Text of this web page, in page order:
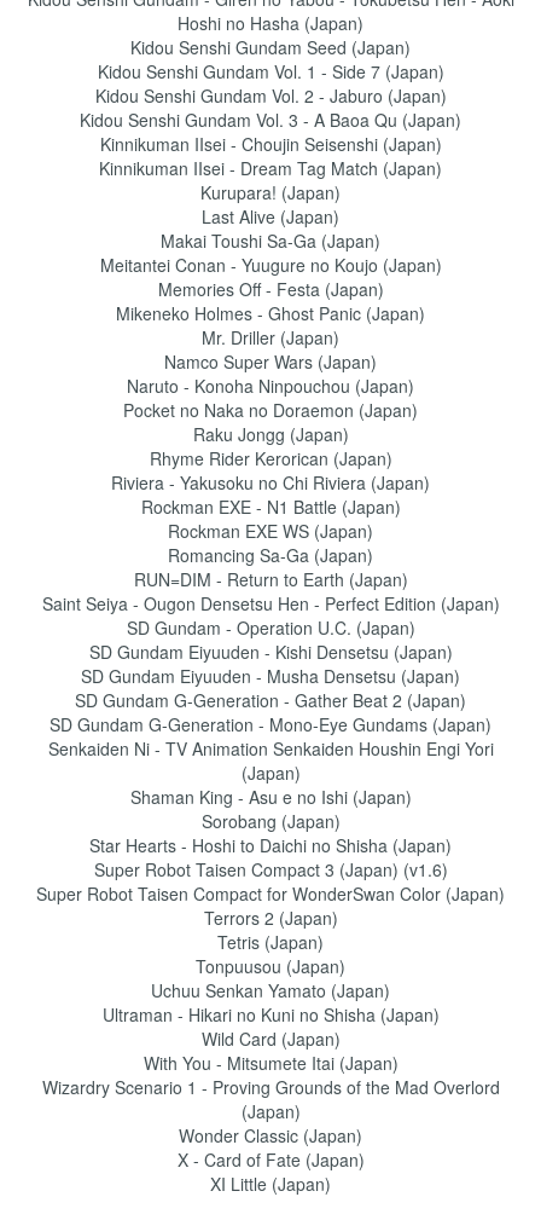
Hoshi no Hasha (Japan)
Kidou Senshi Gundam Seed (Japan)
Kidou Senshi Gundam Vol. 1 - Side 7 (Japan)
Kidou Senshi Gundam Vol. 2 - Jaburo (Japan)
Kidou Senshi Gundam Vol. 3 - A Baoa Qu (Japan)
Kinnikuman IIsei - Choujin Seisenshi (Japan)
Kinnikuman IIsei - Dream Tag Match (Japan)
Kurupara! (Japan)
Last Alive (Japan)
Makai Toushi Sa-Ga (Japan)
Meitantei Conan - Yuugure no Koujo (Japan)
Memories Off - Festa (Japan)
Mikeneko Holmes - Ghost Panic (Japan)
Mr. Driller (Japan)
Namco Super Wars (Japan)
Naruto - Konoha Ninpouchou (Japan)
Pocket no Naka no Doraemon (Japan)
Raku Jongg (Japan)
Rhyme Rider Kerorican (Japan)
Riviera - Yakusoku no Chi Riviera (Japan)
Rockman EXE - N1 Battle (Japan)
Rockman EXE WS (Japan)
Romancing Sa-Ga (Japan)
RUN=DIM - Return to Earth (Japan)
Saint Seiya - Ougon Densetsu Hen - Perfect Edition (Japan)
SD Gundam - Operation U.C. (Japan)
SD Gundam Eiyuuden - Kishi Densetsu (Japan)
SD Gundam Eiyuuden - Musha Densetsu (Japan)
SD Gundam G-Generation - Gather Beat 2 (Japan)
SD Gundam G-Generation - Mono-Eye Gundams (Japan)
Senkaiden Ni - TV Animation Senkaiden Houshin Engi Yori
(Japan)
Shaman King - Asu e no Ishi (Japan)
Sorobang (Japan)
Star Hearts - Hoshi to Daichi no Shisha (Japan)
Super Robot Taisen Compact 3 (Japan) (v1.6)
Super Robot Taisen Compact for WonderSwan Color (Japan)
Terrors 2 (Japan)
Tetris (Japan)
Tonpuusou (Japan)
Uchuu Senkan Yamato (Japan)
Ultraman - Hikari no Kuni no Shisha (Japan)
Wild Card (Japan)
With You - Mitsumete Itai (Japan)
Wizardry Scenario 1 - Proving Grounds of the Mad Overlord
(Japan)
Wonder Classic (Japan)
X - Card of Fate (Japan)
XI Little (Japan)